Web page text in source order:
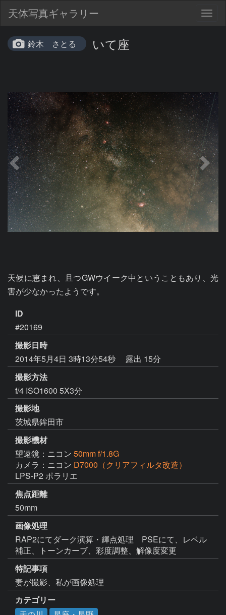
天体写真ギャラリー
鈴木 さとる いて座
天候に恵まれ、且つGWウイーク中ということもあり、光
害が少なかったようです。
ID
#20169
撮影日時
2014年5月4日 3時13分54秒
露出 15分
撮影方法
f/4 ISO1600 5X3分
撮影地
茨城県鉾田市
撮影機材
望遠鏡：ニコン 50mm f/1.8G
カメラ：ニコン D7000（クリアフィルタ改造）
LPS-P2 ポラリエ
焦点距離
50mm
画像処理
RAP2にてダーク演算・輝点処理　PSEにて、レベル
補正、トーンカーブ、彩度調整、解像度変更
特記事項
妻が撮影、私が画像処理
カテゴリー